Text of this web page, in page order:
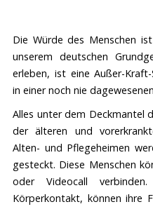
Die Würde des Menschen
unserem deutschen
erleben, ist eine Außer-
in einer noch nie
Alles unter dem Deckmantel
der älteren und
Alten- und Pflegeheimen
gesteckt. Diese Menschen
oder Videocall
Körperkontakt, können ihre